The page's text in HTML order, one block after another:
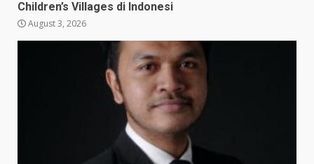
Children’s Villages di Indonesi
August 3, 2026